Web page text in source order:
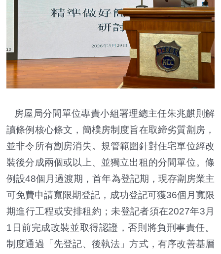
房屋局分間單位專責小組署理總主任朱兆麒則解
讀條例核心條文，簡樸房制度旨在取締劣質劏房，
並非令所有劏房消失。規管範圍針對住宅單位經改
裝後分成兩個或以上、並獨立出租的分間單位。條
例設48個月過渡期，首年為登記期，現存劏房業主
可免費申請寬限期登記，成功登記可獲36個月寬限
期進行工程或安排租約；未登記者須在2027年3月
1日前完成改裝並取得認證，否則將負刑事責任。
制度通過「先登記、後執法」方式，有序改善基層